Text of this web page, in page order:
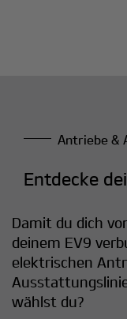
Antriebe &
Entdecke
Damit du dich
deinem EV9
elektrischen
wählst du?